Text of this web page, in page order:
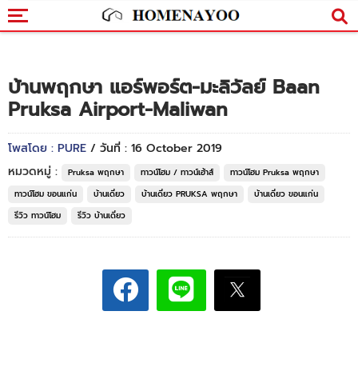
บ้านพฤกษา แอร์พอร์ต-มะลิวัลย์ Baan
Pruksa Airport-Maliwan
โพสโดย : PURE / วันที่ : 16 October 2019
หมวดหมู่ :
Pruksa พฤกษา ทาวน์โฮม / ทาวน์เฮ้าส์
ทาวน์โฮม Pruksa พฤกษา
ทาวน์โฮม ขอนแก่น
บ้านเดี่ยว บ้านเดี่ยว PRUKSA พฤกษา
บ้านเดี่ยว ขอนแก่น
รีวิว ทาวน์โฮม
รีวิว บ้านเดี่ยว